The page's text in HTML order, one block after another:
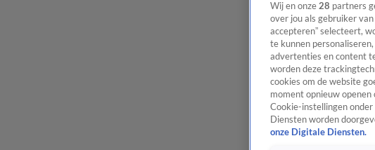
Wij en onze 28 partners
over jou als gebruiker
accepteren” selecteert,
te kunnen
advertenties en content
worden deze
cookies om de website
moment opnieuw
Cookie-instellingen
Diensten worden
onze Digitale Diensten.